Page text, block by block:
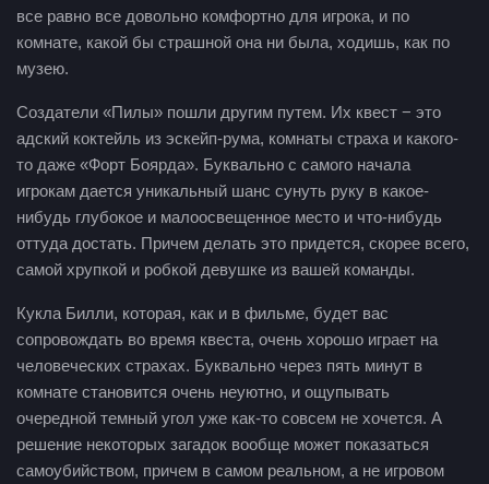
все равно все довольно комфортно для игрока, и по
комнате, какой бы страшной она ни была, ходишь, как по
музею.
Создатели «Пилы» пошли другим путем. Их квест − это
адский коктейль из эскейп-рума, комнаты страха и какого-
то даже «Форт Боярда». Буквально с самого начала
игрокам дается уникальный шанс сунуть руку в какое-
нибудь глубокое и малоосвещенное место и что-нибудь
оттуда достать. Причем делать это придется, скорее всего,
самой хрупкой и робкой девушке из вашей команды.
Кукла Билли, которая, как и в фильме, будет вас
сопровождать во время квеста, очень хорошо играет на
человеческих страхах. Буквально через пять минут в
комнате становится очень неуютно, и ощупывать
очередной темный угол уже как-то совсем не хочется. А
решение некоторых загадок вообще может показаться
самоубийством, причем в самом реальном, а не игровом